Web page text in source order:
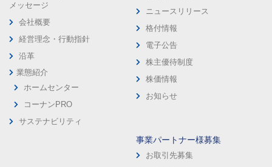
メッセージ
会社概要
経営理念・行動指針
沿革
業態紹介
ホームセンター
コーナンPRO
サステナビリティ
ニュースリリース
格付情報
電子公告
株主優待制度
株価情報
お知らせ
事業パートナー様募集
お取引先募集